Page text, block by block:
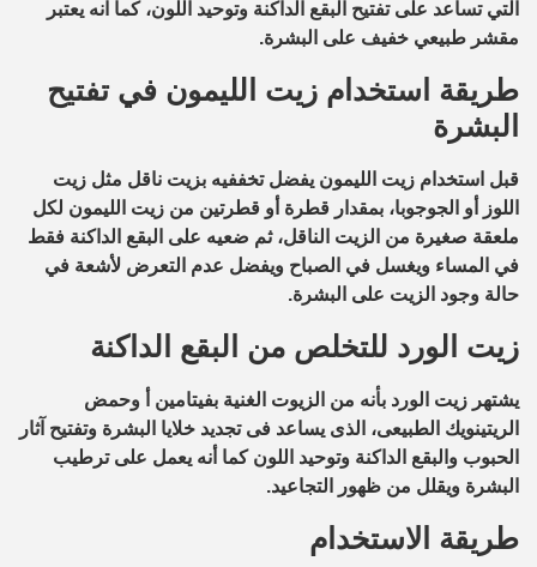
التي تساعد على تفتيح البقع الداكنة وتوحيد اللون، كما انه يعتبر
مقشر طبيعي خفيف على البشرة.
طريقة استخدام زيت الليمون في تفتيح
البشرة
قبل استخدام زيت الليمون يفضل تخففيه بزيت ناقل مثل زيت
اللوز أو الجوجوبا، بمقدار قطرة أو قطرتين من زيت الليمون لكل
ملعقة صغيرة من الزيت الناقل، ثم ضعيه على البقع الداكنة فقط
في المساء ويغسل في الصباح ويفضل عدم التعرض لأشعة في
حالة وجود الزيت على البشرة.
زيت الورد للتخلص من البقع الداكنة
يشتهر زيت الورد بأنه من الزيوت الغنية بفيتامين أ وحمض
الريتينويك الطبيعى، الذى يساعد فى تجديد خلايا البشرة وتفتيح آثار
الحبوب والبقع الداكنة وتوحيد اللون كما أنه يعمل على ترطيب
البشرة ويقلل من ظهور التجاعيد.
طريقة الاستخدام